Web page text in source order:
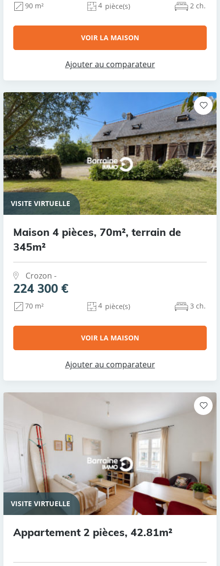
90 m² 4 pièce(s) 2 ch.
VOIR LA MAISON
Ajouter au comparateur
VISITE VIRTUELLE
Maison 4 pièces, 70m², terrain de
345m²
Crozon -
224 300 €
70 m² 4 pièce(s) 3 ch.
VOIR LA MAISON
Ajouter au comparateur
VISITE VIRTUELLE
Appartement 2 pièces, 42.81m²